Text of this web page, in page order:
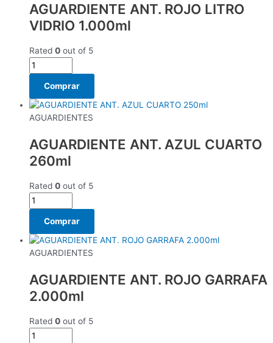
AGUARDIENTE ANT. ROJO LITRO
VIDRIO 1.000ml
Rated 0 out of 5
Comprar
AGUARDIENTES
AGUARDIENTE ANT. AZUL CUARTO
260ml
Rated 0 out of 5
Comprar
AGUARDIENTES
AGUARDIENTE ANT. ROJO GARRAFA
2.000ml
Rated 0 out of 5